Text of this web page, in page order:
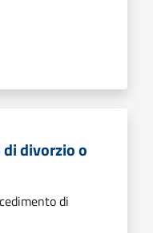
divorzio o
di